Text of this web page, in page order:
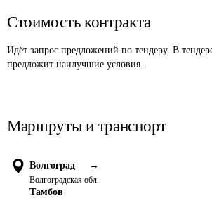
Стоимость контракта
Идёт запрос предложений по тендеру. В
предложит наилучшие условия.
Маршруты и транспорт
Волгоград →
Волгоградская обл.
Тамбов